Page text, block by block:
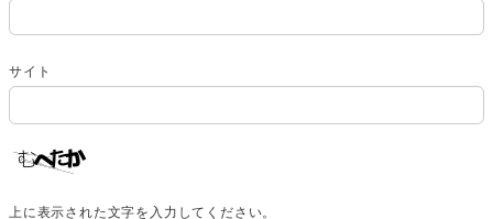
サイト
上に表示された文字を入力してください。